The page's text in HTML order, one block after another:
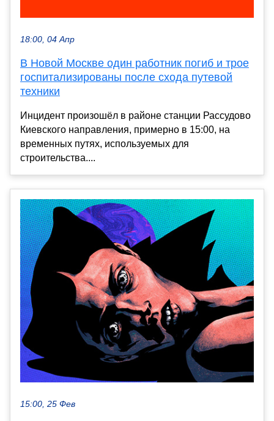
18:00, 04 Апр
В Новой Москве один работник погиб и трое
госпитализированы после схода путевой
техники
Инцидент произошёл в районе станции Рассудово
Киевского направления, примерно в 15:00, на
временных путях, используемых для
строительства....
15:00, 25 Фев